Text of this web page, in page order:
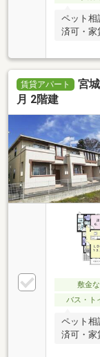
ペット相
済可・家
賃貸アパート
宮
月 2階建
敷金
バス・ト
ペット相
済可・家